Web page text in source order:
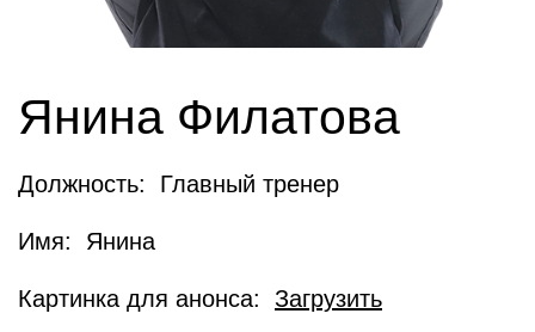
Янина Филатова
Должность: Главный тренер
Имя: Янина
Картинка для анонса: Загрузить